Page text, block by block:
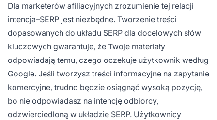
Dla marketerów afiliacyjnych zrozumienie tej relacji
intencja–SERP jest niezbędne. Tworzenie treści
dopasowanych do układu SERP dla docelowych słów
kluczowych gwarantuje, że Twoje materiały
odpowiadają temu, czego oczekuje użytkownik według
Google. Jeśli tworzysz treści informacyjne na zapytanie
komercyjne, trudno będzie osiągnąć wysoką pozycję,
bo nie odpowiadasz na intencję odbiorcy,
odzwierciedloną w układzie SERP. Użytkownicy